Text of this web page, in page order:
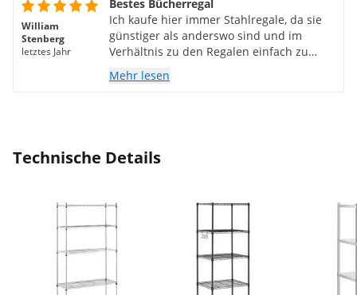
William
Stenberg
letztes Jahr
Bestes Bücherregal
Ich kaufe hier immer Stahlregale, da sie
günstiger als anderswo sind und im
Verhältnis zu den Regalen einfach zu
montieren und auszutauschen sind. Ich
habe jetzt 6 und sie sind meine
Mehr lesen
Technische Details